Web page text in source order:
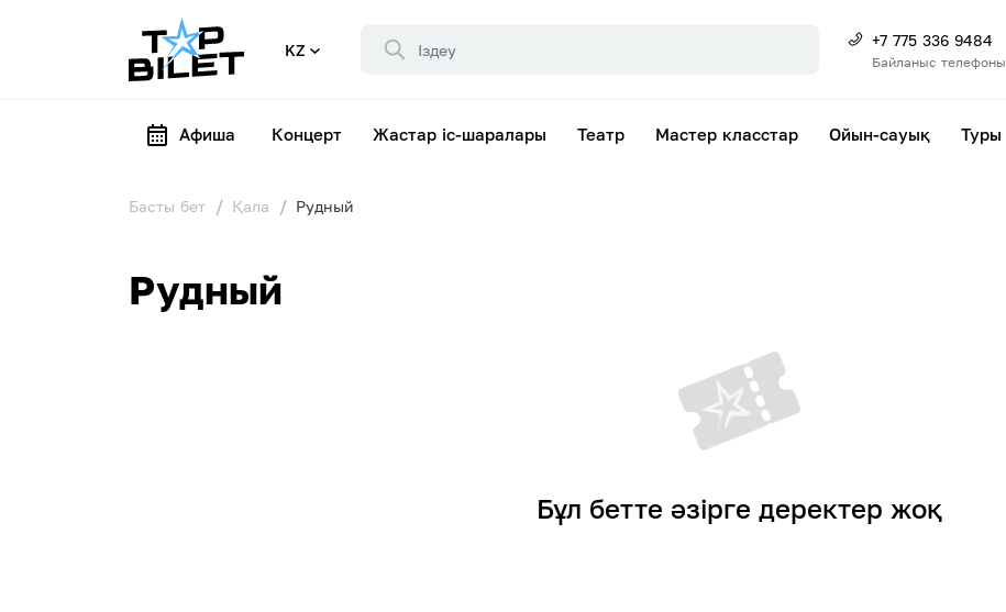
KZ +7 775 336 9484
Байланыс телефоны
Афиша Концерт Жастар іс-шаралары Театр Мастер класстар Ойын-сауық Туры
Басты бет Қала Рудный
Рудный
Бұл бетте әзірге деректер жоқ